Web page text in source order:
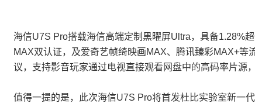
海信U7S Pro搭载海信高端定制黑曜屏Ultra，具备1.28%
MAX双认证，及爱奇艺帧绮映画MAX、腾讯臻彩MAX+
议，支持影音玩家通过电视直接观看网盘中的高码率片源
值得一提的是，此次海信U7S Pro将首发杜比实验室新